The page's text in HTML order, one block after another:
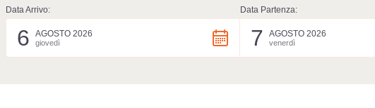
Data Arrivo:
6 AGOSTO 2026
giovedì
Data Partenza:
7 AGOSTO 2026
venerdì